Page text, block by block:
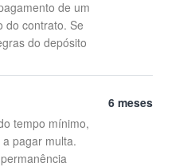
de um
do contrato. Se
do depósito
tempo mínimo,
pagar multa.
6 meses